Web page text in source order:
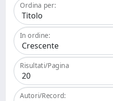
Ordina per:
In ordine:
Risultati/Pagina
Autori/Record: